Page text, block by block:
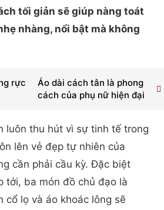
tối giản sẽ giúp nàng toát
nhàng, nổi bật mà không
Áo dài cách tân là phong
cách của phụ nữ hiện đại
rực
luôn thu hút vì sự tinh tế trong
lên vẻ đẹp tự nhiên của
cần phải cầu kỳ. Đặc biệt
tới, ba món đồ chủ đạo là
cổ lọ và áo khoác lông sẽ